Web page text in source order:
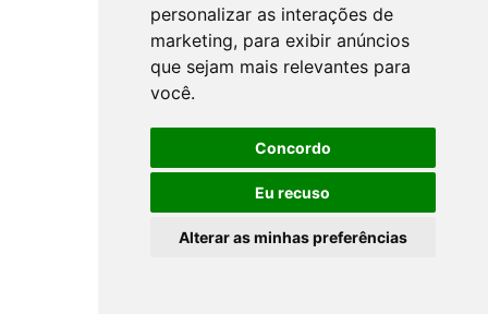
personalizar as interações de
marketing, para exibir anúncios
que sejam mais relevantes para
você.
Concordo
Eu recuso
Alterar as minhas preferências